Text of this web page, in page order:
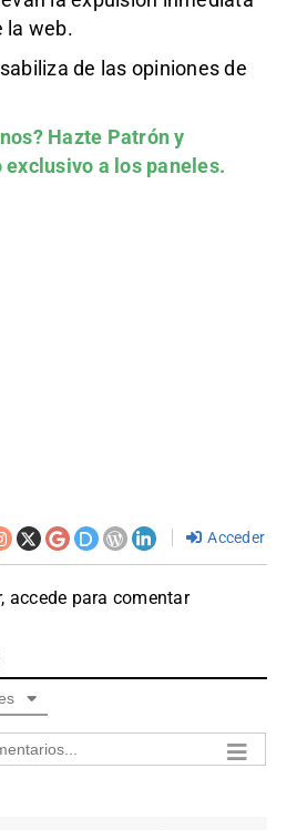
la web.
de las opiniones de
Hazte Patróny
exclusivo a los paneles.
Acceder
accede para comentar